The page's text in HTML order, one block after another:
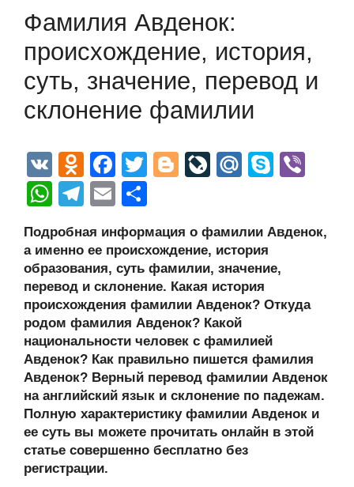
Фамилия Авденок:
происхождение, история,
суть, значение, перевод и
склонение фамилии
V
K
O
d
n
o
kl
a
ss
ni
ki
F
a
c
e
b
o
o
k
T
er
Bl
g
er
Li
J
o
ur
n
al
M
u
S
e
W
at
s
A
p
p
T
e
gr
a
m
E
ail р
а
в
и
ть
Подробная информация о фамилии Авденок,
а именно ее происхождение, история
образования, суть фамилии, значение,
перевод и склонение. Какая история
происхождения фамилии Авденок? Откуда
родом фамилия Авденок? Какой
национальности человек с фамилией
Авденок? Как правильно пишется фамилия
Авденок? Верный перевод фамилии Авденок
на английский язык и склонение по падежам.
Полную характеристику фамилии Авденок и
ее суть вы можете прочитать онлайн в этой
статье совершенно бесплатно без
регистрации.